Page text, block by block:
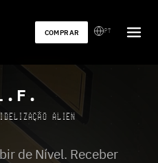
COMPRAR PT
ALIEN
de Nível. Receber